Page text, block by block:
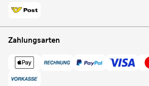
Zahlungsarten